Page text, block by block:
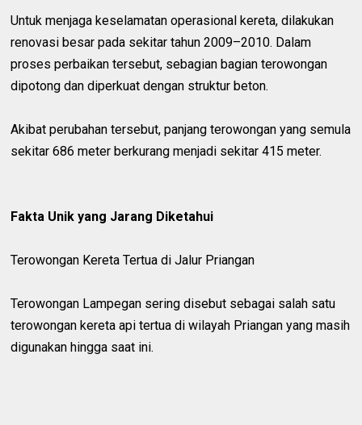
Untuk menjaga keselamatan operasional kereta, dilakukan
renovasi besar pada sekitar tahun 2009–2010. Dalam
proses perbaikan tersebut, sebagian bagian terowongan
dipotong dan diperkuat dengan struktur beton.
Akibat perubahan tersebut, panjang terowongan yang semula
sekitar 686 meter berkurang menjadi sekitar 415 meter.
Fakta Unik yang Jarang Diketahui
Terowongan Kereta Tertua di Jalur Priangan
Terowongan Lampegan sering disebut sebagai salah satu
terowongan kereta api tertua di wilayah Priangan yang masih
digunakan hingga saat ini.